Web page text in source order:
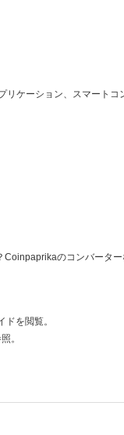
ケーション、スマートコ
のコンバーター
を閲覧。
。